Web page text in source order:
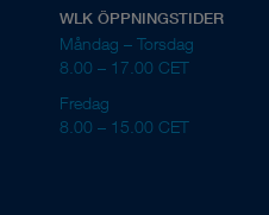
WLK ÖPPNINGSTIDER
Måndag – Torsdag
8.00 – 17.00 CET
Fredag
8.00 – 15.00 CET